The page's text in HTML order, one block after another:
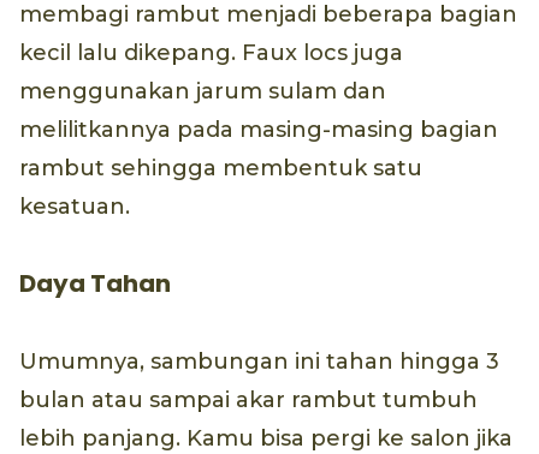
membagi rambut menjadi beberapa bagian
kecil lalu dikepang. Faux locs juga
menggunakan jarum sulam dan
melilitkannya pada masing-masing bagian
rambut sehingga membentuk satu
kesatuan.
Daya Tahan
Umumnya, sambungan ini tahan hingga 3
bulan atau sampai akar rambut tumbuh
lebih panjang. Kamu bisa pergi ke salon jika